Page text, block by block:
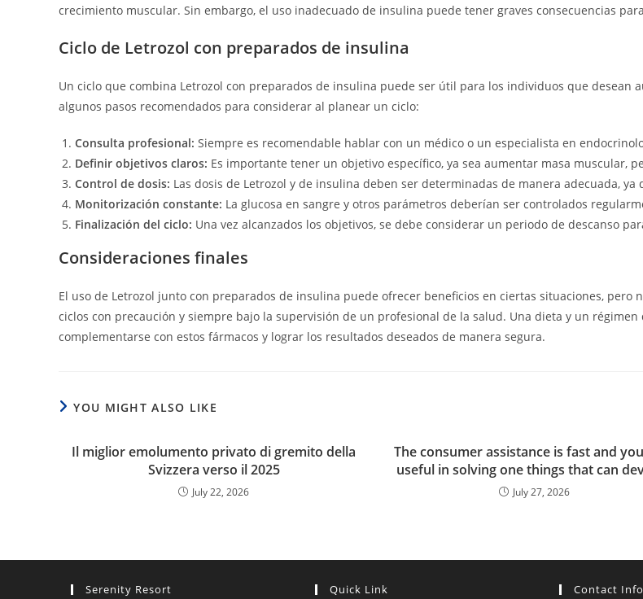
crecimiento muscular. Sin embargo, el uso inadecuado de insulina puede tener graves consecuencias
Ciclo de Letrozol con preparados de insulina
Un ciclo que combina Letrozol con preparados de insulina puede ser útil para los individuos que
algunos pasos recomendados para considerar al planear un ciclo:
Consulta profesional: Siempre es recomendable hablar con un médico o un especialista en
Definir objetivos claros: Es importante tener un objetivo específico, ya sea aumentar masa muscular,
Control de dosis: Las dosis de Letrozol y de insulina deben ser determinadas de manera adecuada,
Monitorización constante: La glucosa en sangre y otros parámetros deberían ser controlados
Finalización del ciclo: Una vez alcanzados los objetivos, se debe considerar un periodo de descanso
Consideraciones finales
El uso de Letrozol junto con preparados de insulina puede ofrecer beneficios en ciertas situaciones, pero
ciclos con precaución y siempre bajo la supervisión de un profesional de la salud. Una dieta y un
complementarse con estos fármacos y lograr los resultados deseados de manera segura.
YOU MIGHT ALSO LIKE
Il miglior emolumento privato di gremito della
Svizzera verso il 2025
July 22, 2026
The consumer assistance is fast and
useful in solving one things that can
July 27, 2026
Serenity Resort Quick Link Contact Info